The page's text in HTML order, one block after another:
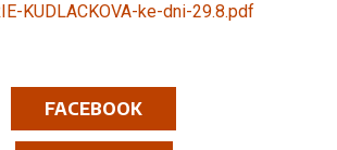
FACEBOOK
KUDLACKOVA-ke-dni-29.8.pdf